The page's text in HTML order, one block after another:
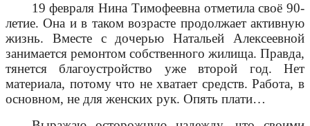
19 февраля Нина Тимофеевна отметила своё 90-
летие. Она и в таком возрасте продолжает активную
жизнь. Вместе с дочерью Натальей Алексеевной
занимается ремонтом собственного жилища. Правда,
тянется благоустройство уже второй год. Нет
материала, потому что не хватает средств. Работа, в
основном, не для женских рук. Опять плати…